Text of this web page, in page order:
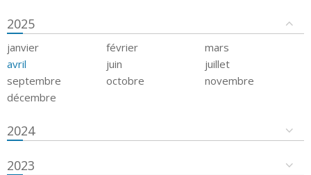
2025
janvier février
mars
avril
juin
juillet
septembre
octobre
novembre
décembre
2024
2023